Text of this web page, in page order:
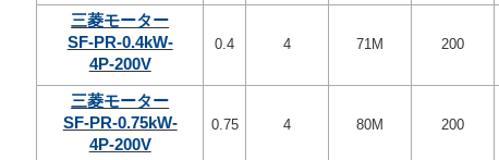
三菱モーター
SF-PR-0.4kW-
4P-200V
0.4 4 71M 200
三菱モーター
SF-PR-0.75kW-
4P-200V
0.75 4 80M 200